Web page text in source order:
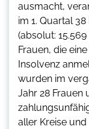
ausmacht,
im 1. Quartal
(absolut:
Frauen, die
Insolvenz
wurden im
Jahr 28 Frauen
aller Kreise